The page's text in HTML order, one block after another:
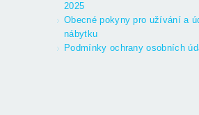
2025
Obecné pokyny pro užívání a
nábytku
Podmínky ochrany osobních